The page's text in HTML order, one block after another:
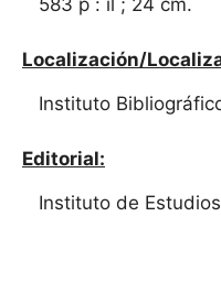
Localización/
Instituto
Editorial:
Instituto de